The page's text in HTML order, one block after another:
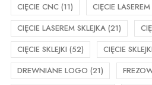
CIĘCIE CNC (11) CIĘCIE LASEREM
CIĘCIE LASEREM SKLEJKA (21)
CIĘCIE SKLEJKI (52) CIĘCIE
DREWNIANE LOGO (21)